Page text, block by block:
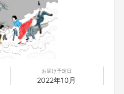
お届け予定日
2022年10月